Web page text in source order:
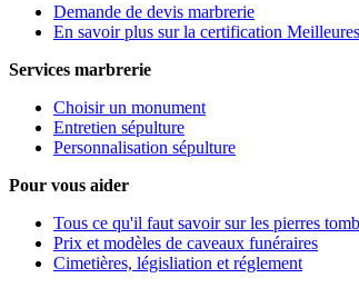
Demande de devis marbrerie
En savoir plus sur la certification
Services marbrerie
Choisir un monument
Entretien sépulture
Personnalisation sépulture
Pour vous aider
Tous ce qu'il faut savoir sur les pierres
Prix et modèles de caveaux funéraires
Cimetières, législiation et réglement